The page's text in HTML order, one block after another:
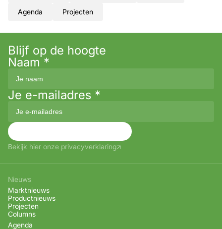
Agenda Projecten
Blijf op de hoogte
Naam *
Je e-mailadres *
Bekijk hier onze privacyverklaring
Nieuws
Marktnieuws
Productnieuws
Projecten
Columns
Agenda